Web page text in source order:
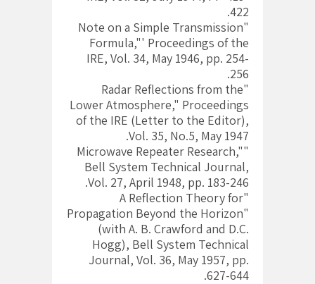
422.
"Note on a Simple Transmission
Formula,"' Proceedings of the
IRE, Vol. 34, May 1946, pp. 254-
256.
"Radar Reflections from the
Lower Atmosphere," Proceedings
of the IRE (Letter to the Editor),
Vol. 35, No.5, May 1947.
"Microwave Repeater Research,"
Bell System Technical Journal,
Vol. 27, April 1948, pp. 183-246.
"A Reflection Theory for
Propagation Beyond the Horizon"
(with A. B. Crawford and D.C.
Hogg), Bell System Technical
Journal, Vol. 36, May 1957, pp.
627-644.